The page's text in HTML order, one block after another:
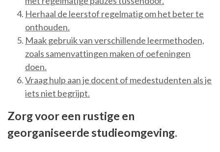
Herhaal de leerstof regelmatig om het beter te
onthouden.
Maak gebruik van verschillende leermethoden,
zoals samenvattingen maken of oefeningen
doen.
Vraag hulp aan je docent of medestudenten als je
iets niet begrijpt.
Zorg voor een rustige en
georganiseerde studieomgeving.